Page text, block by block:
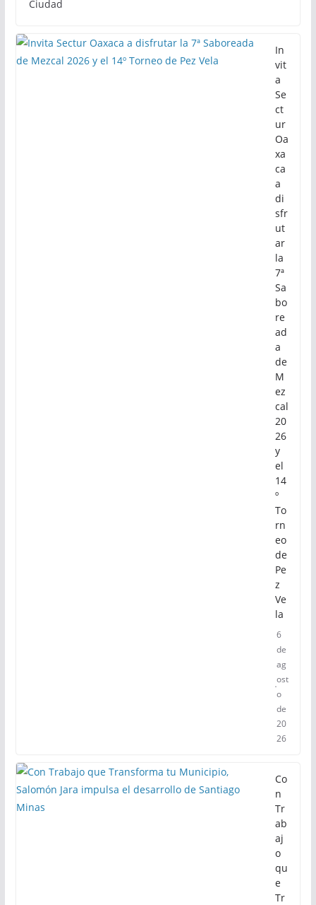
Ciudad
In
vit
a
Se
ct
ur
Oa
xa
ca
a
di
sfr
ut
ar
la
7ª
Sa
bo
re
ad
a
de
M
ez
cal
20
26
y
el
14
º
To
rn
eo
de
Pe
z
Ve
la
6
de
ag
ost
o
de
20
26
Co
n
Tr
ab
aj
o
qu
e
Tr